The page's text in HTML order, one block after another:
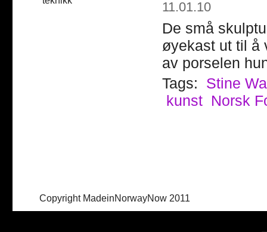
11.01.10
De små
øyekast ut til å
av porselen
Tags:
Stine
kunst Norsk
Copyright MadeinNorwayNow 2011